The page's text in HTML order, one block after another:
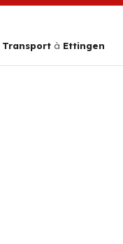
Transport à Ettingen